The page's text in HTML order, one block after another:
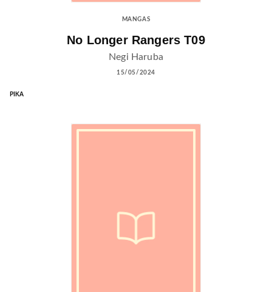
MANGAS
No Longer Rangers T09
Negi Haruba
15/05/2024
PIKA